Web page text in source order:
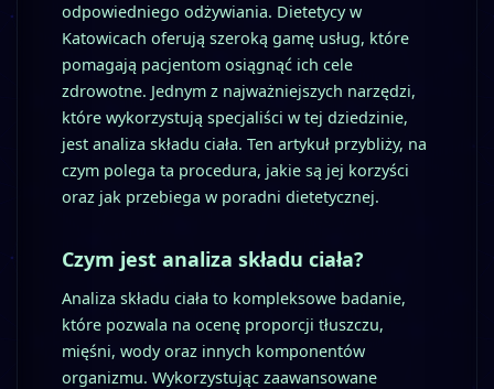
odpowiedniego odżywiania. Dietetycy w
Katowicach oferują szeroką gamę usług, które
pomagają pacjentom osiągnąć ich cele
zdrowotne. Jednym z najważniejszych narzędzi,
które wykorzystują specjaliści w tej dziedzinie,
jest analiza składu ciała. Ten artykuł przybliży, na
czym polega ta procedura, jakie są jej korzyści
oraz jak przebiega w poradni dietetycznej.
Czym jest analiza składu ciała?
Analiza składu ciała to kompleksowe badanie,
które pozwala na ocenę proporcji tłuszczu,
mięśni, wody oraz innych komponentów
organizmu. Wykorzystując zaawansowane